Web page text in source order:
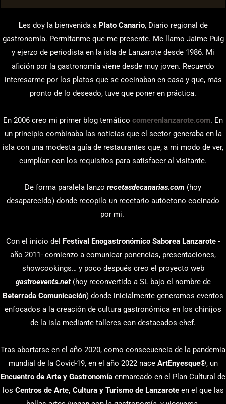
Les doy la bienvenida a Plato Canario, Diario regional de
gastronomía. Permítanme que me presente. Me llamo Jaime Puig
y ejerzo de periodista en la isla de Lanzarote desde 1986. Mi
afición por la gastronomía viene desde muy joven. Recuerdo
interesarme por los platos que se cocinaban en casa y que, más
pronto de lo deseado, tuve que poner en práctica.
En 2006 creo mi primer blog temático comerenlanzarote.com. En
un principio combinaba las noticias que el sector generaba en la
isla con una modesta guía de restaurantes que, a mi modo de ver,
cumplían con los requisitos para satisfacer al visitante.
De forma paralela lanzo recetasdecanarias.com (hoy
desaparecido) donde recopilo un recetario autóctono cocinado
por mi.
Con el inicio del Festival Enogastronómico Saborea Lanzarote -
año 2011- comienzo a comunicar ponencias, presentaciones,
showcookings… y poco después creo el proyecto web
gastroevents.net(hoy reconvertido a SL bajo el nombre de
Beterrada Comunicación) donde inicialmente generamos eventos
enfocados a la creación de cultura gastronómica en los chinijos
de la isla mediante talleres con destacados chef.
Tras abortarse en el año 2020, como consecuencia de la pandemia
mundial de la Covid-19, en el año 2022 nace ArtEnyesque®, un
Encuentro de Arte y Gastronomía enmarcado en el Plan Cultural de
los Centros de Arte, Cultura y Turismo de Lanzaroteen el que las